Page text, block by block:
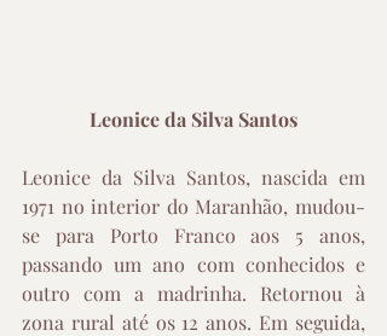
Leonice da Silva Santos
Leonice da Silva Santos, nascida em
1971 no interior do Maranhão, mudou-
se para Porto Franco aos 5 anos,
passando um ano com conhecidos e
outro com a madrinha. Retornou à
zona rural até os 12 anos. Em seguida,